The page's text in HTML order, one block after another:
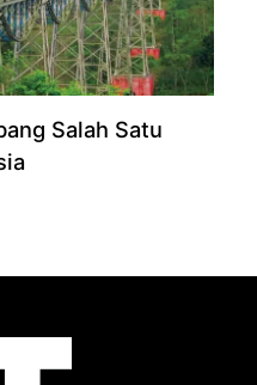
Salah Satu